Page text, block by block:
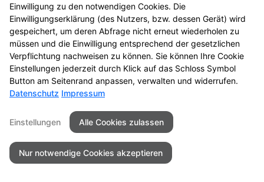
© 2026 Burg-Apotheke-Henrichenburg
Einwilligung zu den notwendigen Cookies. Die
Einwilligungserklärung (des Nutzers, bzw. dessen Gerät) wird
gespeichert, um deren Abfrage nicht erneut wiederholen zu
müssen und die Einwilligung entsprechend der gesetzlichen
Verpflichtung nachweisen zu können. Sie können Ihre Cookie
Einstellungen jederzeit durch Klick auf das Schloss Symbol
Button am Seitenrand anpassen, verwalten und widerrufen.
Datenschutz Impressum
Einstellungen Alle Cookies zulassen
Nur notwendige Cookies akzeptieren